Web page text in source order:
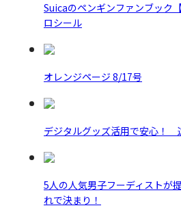
Suicaのペンギンファンブック
ロシール
オレンジページ 8/17号
デジタルグッズ活用で安心！
5人の人気男子フーディスト
れで決まり！